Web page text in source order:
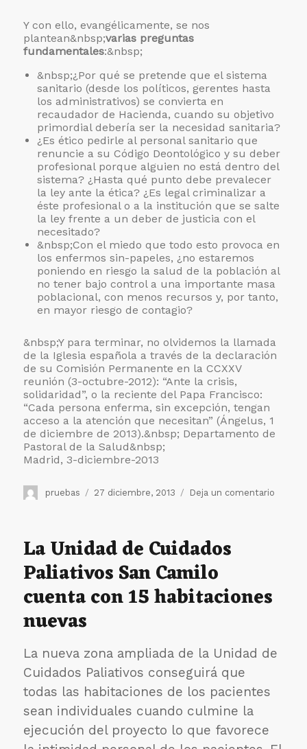
Y con ello, evangélicamente, se nos
plantean&nbsp;varias preguntas
fundamentales:&nbsp;
&nbsp;¿Por qué se pretende que el sistema
sanitario (desde los políticos, gerentes hasta
los administrativos) se convierta en
recaudador de Hacienda, cuando su objetivo
primordial debería ser la necesidad sanitaria?
¿Es ético pedirle al personal sanitario que
renuncie a su Código Deontológico y su deber
profesional porque alguien no está dentro del
sistema? ¿Hasta qué punto debe prevalecer
la ley ante la ética? ¿Es legal criminalizar a
éste profesional o a la institución que se salte
la ley frente a un deber de justicia con el
necesitado?
&nbsp;Con el miedo que todo esto provoca en
los enfermos sin-papeles, ¿no estaremos
poniendo en riesgo la salud de la población al
no tener bajo control a una importante masa
poblacional, con menos recursos y, por tanto,
en mayor riesgo de contagio?
&nbsp;Y para terminar, no olvidemos la llamada
de la Iglesia española a través de la declaración
de su Comisión Permanente en la CCXXV
reunión (3-octubre-2012): “Ante la crisis,
solidaridad”, o la reciente del Papa Francisco:
“Cada persona enferma, sin excepción, tengan
acceso a la atención que necesitan” (Ángelus, 1
de diciembre de 2013).&nbsp; Departamento de
Pastoral de la Salud&nbsp;
Madrid, 3-diciembre-2013
Autor
pruebas
Publicado
27 diciembre, 2013 Deja un comentario
los
La Unidad de Cuidados
Paliativos San Camilo
cuenta con 15 habitaciones
nuevas
La nueva zona ampliada de la Unidad de
Cuidados Paliativos conseguirá que
todas las habitaciones de los pacientes
sean individuales cuando culmine la
ejecución del proyecto lo que favorece